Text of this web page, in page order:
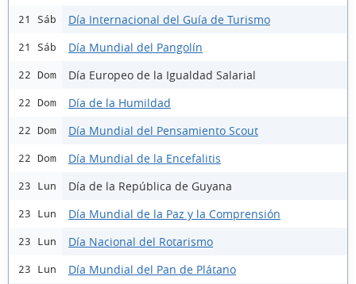
21 Sáb Día Internacional del Guía de Turismo
21 Sáb Día Mundial del Pangolín
22 Dom Día Europeo de la Igualdad Salarial
22 Dom Día de la Humildad
22 Dom Día Mundial del Pensamiento Scout
22 Dom Día Mundial de la Encefalitis
23 Lun Día de la República de Guyana
23 Lun Día Mundial de la Paz y la Comprensión
23 Lun Día Nacional del Rotarismo
23 Lun Día Mundial del Pan de Plátano